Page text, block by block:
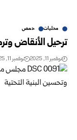
محليات حمص
ترحيل الأنقاض
نوفمبر 11, 2025 نوفمبر 11, 2025